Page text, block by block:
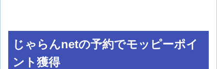
じゃらんnetの予約でモッピーポイ
ント獲得